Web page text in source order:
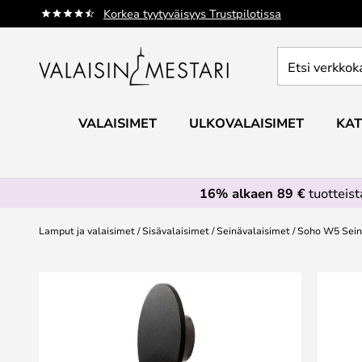
Korkea tyytyväisyys Trustpilotissa
Skip
to
verkkokaupan
VALAISIMET ULKOVALAISIMET
16% alkaen 89 €
Lamput ja valaisimet Sisävalaisimet Seinävalaisimet Soho W5